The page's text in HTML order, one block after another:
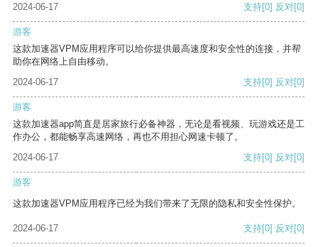
2024-06-17 支持[0] 反对[0]
游客
这款加速器VPM应用程序可以给你提供最高速度和安全性的连接，并帮
助你在网络上自由移动。
2024-06-17
支持[0] 反对[0]
游客
这款加速器app简直是居家旅行必备神器，无论是看视频、玩游戏还是工
作办公，都能畅享高速网络，再也不用担心网速卡顿了。
2024-06-17
支持[0] 反对[0]
游客
这款加速器VPM应用程序已经为我们带来了无限的隐私和安全性保护。
2024-06-17 支持[0] 反对[0]